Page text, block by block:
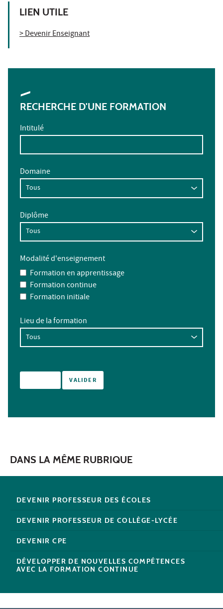
LIEN UTILE
> Devenir Enseignant
RECHERCHE D'UNE FORMATION
Intitulé
Domaine
Diplôme
Modalité d'enseignement
Formation en apprentissage
Formation continue
Formation initiale
Lieu de la formation
DANS LA MÊME RUBRIQUE
DEVENIR PROFESSEUR DES ÉCOLES
DEVENIR PROFESSEUR DE COLLÈGE-LYCÉE
DEVENIR CPE
DÉVELOPPER DE NOUVELLES COMPÉTENCES
AVEC LA FORMATION CONTINUE